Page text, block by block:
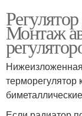
Монтаж
терморегулятор